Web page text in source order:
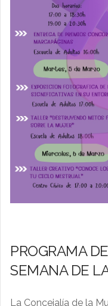
PROGRAMA
SEMANA DE
La Concejalía de la